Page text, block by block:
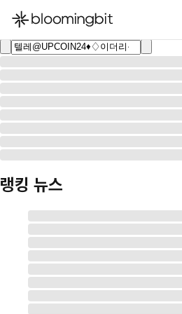
한국어
English
日本語
랭킹 뉴스